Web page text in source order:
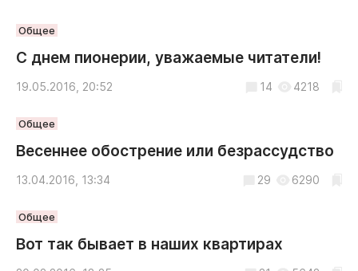
Общее
С днем пионерии, уважаемые читатели!
19.05.2016, 20:52 14 4218
Общее
Весеннее обострение или безрассудство
13.04.2016, 13:34 29 6290
Общее
Вот так бывает в наших квартирах